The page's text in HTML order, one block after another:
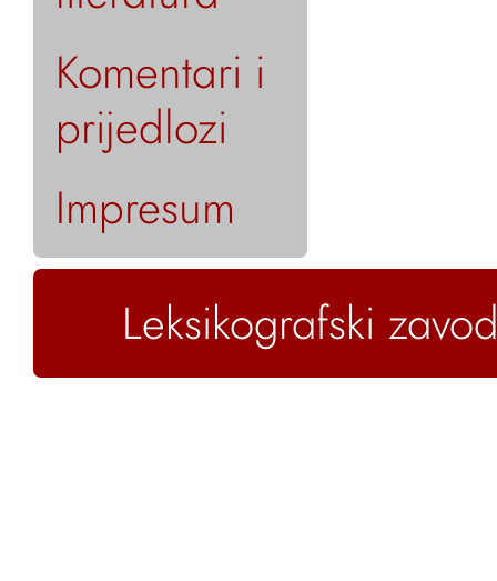
Komentari i
prijedlozi
Impresum
Leksikografski